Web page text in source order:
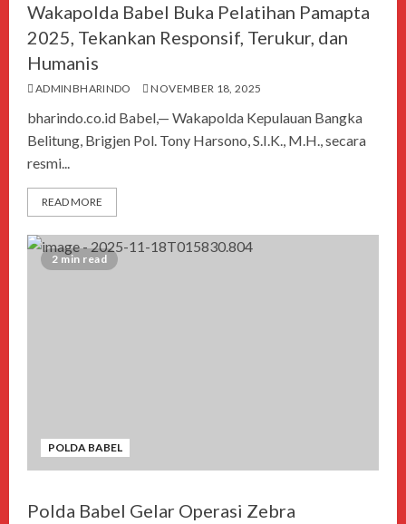
Wakapolda Babel Buka Pelatihan Pamapta
2025, Tekankan Responsif, Terukur, dan
Humanis
ADMINBHARINDO NOVEMBER 18, 2025
bharindo.co.id Babel,— Wakapolda Kepulauan Bangka
Belitung, Brigjen Pol. Tony Harsono, S.I.K., M.H., secara
resmi...
READ MORE
2 min read
POLDA BABEL
Polda Babel Gelar Operasi Zebra